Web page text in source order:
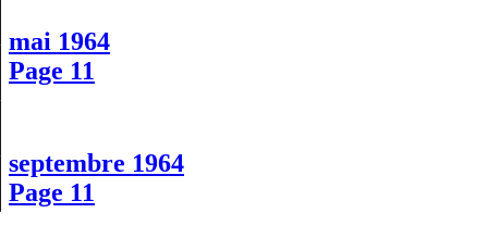
mai 1964
Page 11
septembre 1964
Page 11